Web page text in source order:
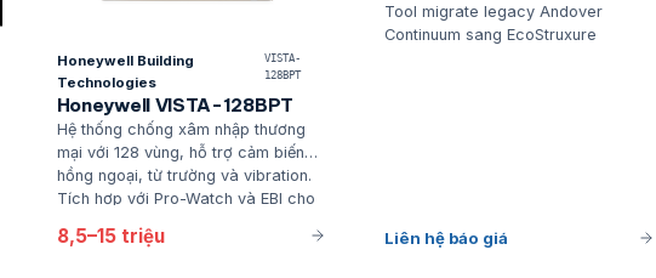
Honeywell Building
Technologies
VISTA-
128BPT
Honeywell VISTA-128BPT
Hệ thống chống xâm nhập thương
mại với 128 vùng, hỗ trợ cảm biến
hồng ngoại, từ trường và vibration.
Tích hợp với Pro-Watch và EBI cho
chuẩn UL cho tòa nhà thương mại
8,5–15 triệu
Tool migrate legacy Andover
Continuum sang EcoStruxure
Liên hệ báo giá